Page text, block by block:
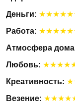
Деньги:
Работа:
Атмосфера
Любовь:
Креативность:
Везение: